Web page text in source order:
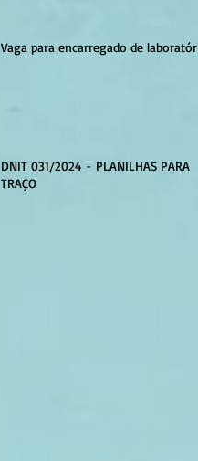
Vaga para encarregado de
DNIT 031/2024 - PLANILHAS PARA
TRAÇO